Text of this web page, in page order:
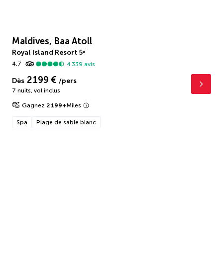
Maldives, Baa Atoll
Royal Island Resort 5*
4,7
4 339 avis
Dès 2 199 € /pers
7 nuits, vol inclus
Gagnez 2 199+Miles
Spa Plage de sable blanc